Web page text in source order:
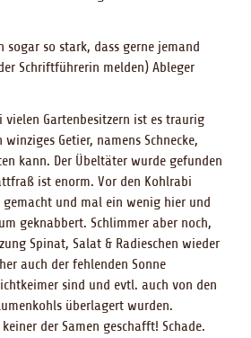
sogar so stark, dass gerne jemand
Schriftführerin melden) Ableger
vielen Gartenbesitzern ist es traurig
Getier, namens Schnecke,
kann. Der Übeltäter wurde gefunden
ist enorm. Vor den Kohlrabi
und mal ein wenig hier und
geknabbert. Schlimmer aber noch,
Spinat, Salat & Radieschen wieder
auch der fehlenden Sonne
sind und evtl. auch von den
überlagert wurden.
der Samen geschafft! Schade.